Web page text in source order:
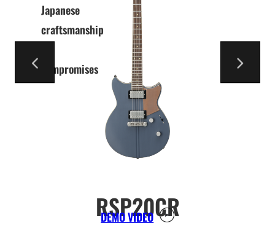
RSP20CR
Japanese
craftsmanship
compromises
DEMO VIDEO